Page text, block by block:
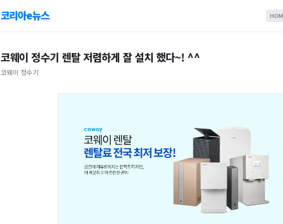
코리아e뉴스
코웨이 정수기 렌탈 저렴하게 잘 설치 했다~! ^^
코웨이 정수기